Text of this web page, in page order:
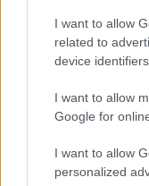
I want to allow
related to
device
I want to allow
Google for
I want to allow
personalized
...ελληνικό
σε διάστημα
Γαλάτσι.
αναμένεται
τα τέλης του
προσεχή